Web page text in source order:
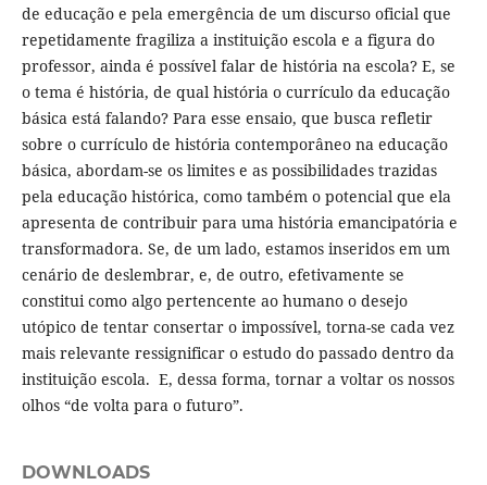
de educação e pela emergência de um discurso oficial que
repetidamente fragiliza a instituição escola e a figura do
professor, ainda é possível falar de história na escola? E, se
o tema é história, de qual história o currículo da educação
básica está falando? Para esse ensaio, que busca refletir
sobre o currículo de história contemporâneo na educação
básica, abordam-se os limites e as possibilidades trazidas
pela educação histórica, como também o potencial que ela
apresenta de contribuir para uma história emancipatória e
transformadora. Se, de um lado, estamos inseridos em um
cenário de deslembrar, e, de outro, efetivamente se
constitui como algo pertencente ao humano o desejo
utópico de tentar consertar o impossível, torna-se cada vez
mais relevante ressignificar o estudo do passado dentro da
instituição escola. E, dessa forma, tornar a voltar os nossos
olhos “de volta para o futuro”.
DOWNLOADS